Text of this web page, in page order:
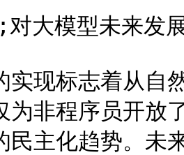
大模型未来发
实现标志着从自
为非程序员开放
民主化趋势。未